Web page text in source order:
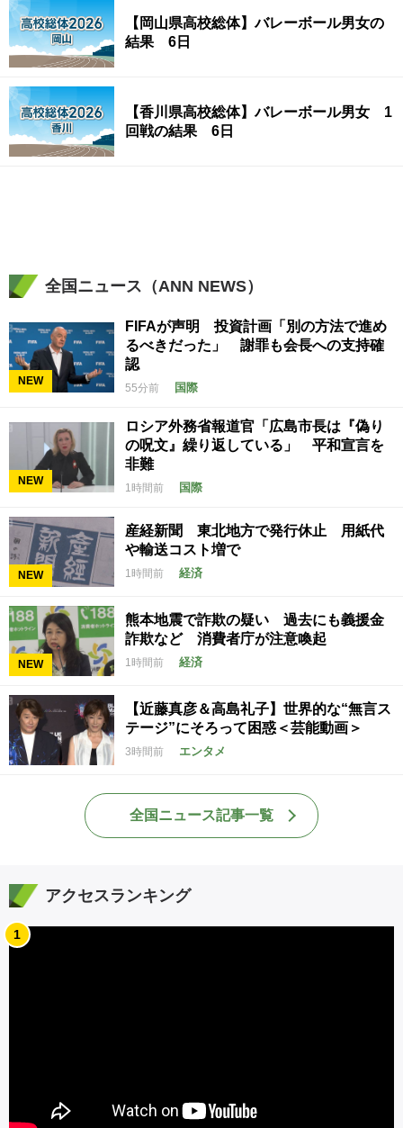
【岡山県高校総体】バレーボール男女の
結果 6日
【香川県高校総体】バレーボール男女 1
回戦の結果 6日
全国ニュース（ANN NEWS）
NEW
FIFAが声明 投資計画「別の方法で進め
るべきだった」 謝罪も会長への支持確
認
55分前 国際
NEW
ロシア外務省報道官「広島市長は『偽り
の呪文』繰り返している」 平和宣言を
非難
1時間前 国際
NEW
産経新聞 東北地方で発行休止 用紙代
や輸送コスト増で
1時間前 経済
NEW
熊本地震で詐欺の疑い 過去にも義援金
詐欺など 消費者庁が注意喚起
1時間前 経済
【近藤真彦＆高島礼子】世界的な“無言ス
テージ”にそろって困惑＜芸能動画＞
3時間前 エンタメ
全国ニュース記事一覧
アクセスランキング
1